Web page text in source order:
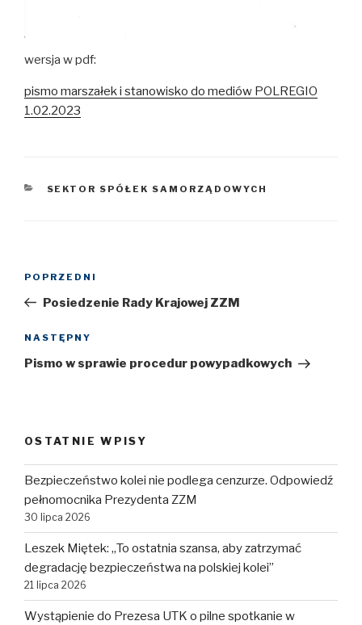
wersja w pdf:
pismo marszałek i stanowisko do mediów POLREGIO
1.02.2023
KATEGORIE
SEKTOR SPÓŁEK SAMORZĄDOWYCH
Poprzedni
wpis
POPRZEDNI
Posiedzenie Rady Krajowej ZZM
Następny
wpis
NASTĘPNY
Pismo w sprawie procedur powypadkowych
OSTATNIE WPISY
Bezpieczeństwo kolei nie podlega cenzurze. Odpowiedź
pełnomocnika Prezydenta ZZM
30 lipca 2026
Leszek Miętek: „To ostatnia szansa, aby zatrzymać
degradację bezpieczeństwa na polskiej kolei”
21 lipca 2026
Wystąpienie do Prezesa UTK o pilne spotkanie w